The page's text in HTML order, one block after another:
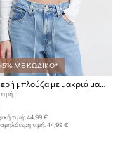
5% ΜΕ ΚΩΔΙΚΟ*
Βαμβακερή μπλούζα με μακριά μανίκια Levi's
τιμή:44,99 €
τιμή:44,99 €